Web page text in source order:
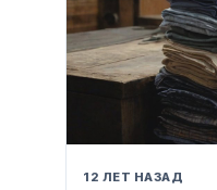
12 ЛЕТ НАЗАД